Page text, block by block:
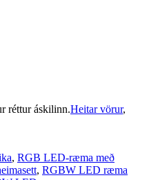
réttur áskilinn.Heitar vörur,
, RGB LED-ræma með
, RGBW LED ræma